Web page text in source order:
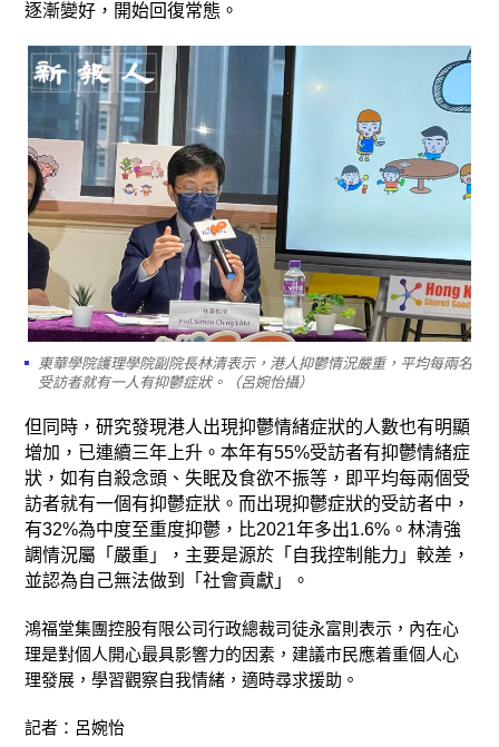
逐漸變好，開始回復常態。
東華學院護理學院副院長林清表示，港人抑鬱情況嚴重，平均每兩名
受訪者就有一人有抑鬱症狀。（呂婉怡攝）
但同時，研究發現港人出現抑鬱情緒症狀的人數也有明顯
增加，已連續三年上升。本年有55%受訪者有抑鬱情緒症
狀，如有自殺念頭、失眠及食欲不振等，即平均每兩個受
訪者就有一個有抑鬱症狀。而出現抑鬱症狀的受訪者中，
有32%為中度至重度抑鬱，比2021年多出1.6%。林清強
調情況屬「嚴重」，主要是源於「自我控制能力」較差，
並認為自己無法做到「社會貢獻」。
鴻福堂集團控股有限公司行政總裁司徒永富則表示，內在心
理是對個人開心最具影響力的因素，建議市民應着重個人心
理發展，學習觀察自我情緒，適時尋求援助。
記者：呂婉怡